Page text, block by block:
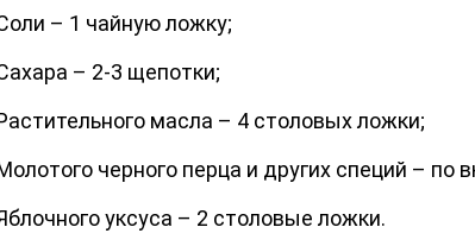
– 1 чайную ложку;
– 2-3 щепотки;
масла – 4 столовых ложки;
черного перца и других специй – по
уксуса – 2 столовые ложки.